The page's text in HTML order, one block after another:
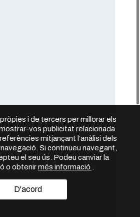
i de tercers per millorar els
vos publicitat relacionada
mitjançant l’anàlisi dels
Si continueu navegant,
el seu ús. Podeu canviar la
o obtenirmés informació
D'acord